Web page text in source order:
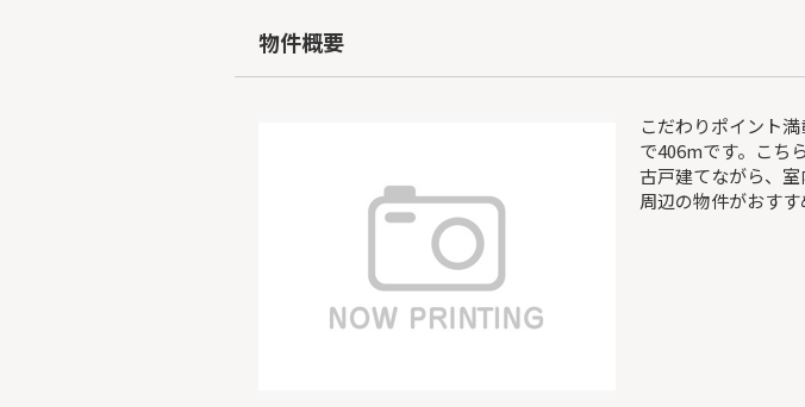
物件概要
こだわりポイント
で406mです。こち
古戸建てながら、
周辺の物件がおす